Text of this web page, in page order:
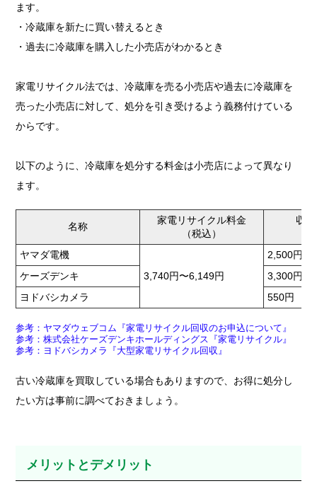
ます。
・冷蔵庫を新たに買い替えるとき
・過去に冷蔵庫を購入した小売店がわかるとき
家電リサイクル法では、冷蔵庫を売る小売店や過去に冷蔵庫を
売った小売店に対して、処分を引き受けるよう義務付けている
からです。
以下のように、冷蔵庫を処分する料金は小売店によって異なり
ます。
名称
家電リサイクル料金
（税込）
収
ヤマダ電機
3,740円〜6,149円
2,500円
ケーズデンキ
3,300円
ヨドバシカメラ
550円
参考：ヤマダウェブコム『家電リサイクル回収のお申込について』
参考：株式会社ケーズデンキホールディングス『家電リサイクル』
参考：ヨドバシカメラ『大型家電リサイクル回収』
古い冷蔵庫を買取している場合もありますので、お得に処分し
たい方は事前に調べておきましょう。
メリットとデメリット